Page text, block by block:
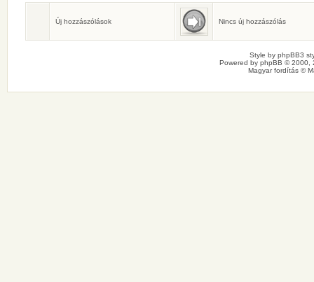
Születésnaposok
Ma senkinek sincs születésnapja.
Új hozzászólások Nincs új hozzászólás
Style by phpBB3
Powered by phpBB © 2000,
Magyar fordítás ©